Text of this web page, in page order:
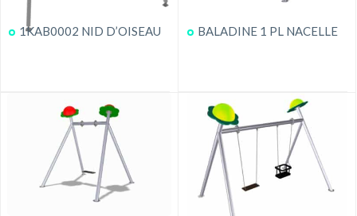
1KAB0002 NID D’OISEAU BALADINE 1 PL NACELLE